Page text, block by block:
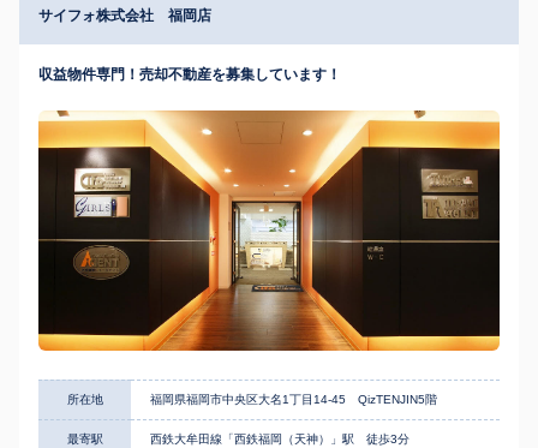
サイフォ株式会社 福岡店
収益物件専門！売却不動産を募集しています！
所在地 福岡県福岡市中央区大名1丁目14-45 QizTENJIN5階
最寄駅 西鉄大牟田線「西鉄福岡（天神）」駅 徒歩3分